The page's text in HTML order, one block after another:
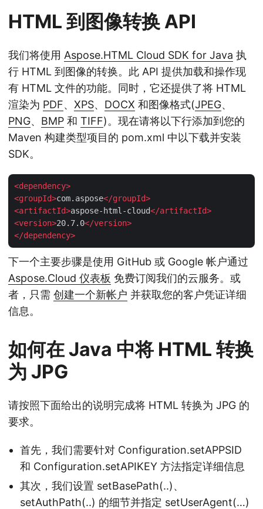
HTML 到图像转换 API
我们将使用 Aspose.HTML Cloud SDK for Java 执
行 HTML 到图像的转换。此 API 提供加载和操作现
有 HTML 文件的功能。同时，它还提供了将 HTML
渲染为 PDF、 XPS、 DOCX 和图像格式(JPEG、
PNG、 BMP 和 TIFF)。现在请将以下行添加到您的
Maven 构建类型项目的 pom.xml 中以下载并安装
SDK。
<dependency>
<groupId>com.aspose</groupId>
<artifactId>aspose-html-cloud</artifactId>
<version>20.7.0</version>
</dependency>
下一个主要步骤是使用 GitHub 或 Google 帐户通过
Aspose.Cloud 仪表板 免费订阅我们的云服务。或
者，只需 创建一个新帐户 并获取您的客户凭证详细
信息。
如何在 Java 中将 HTML 转换
为 JPG
请按照下面给出的说明完成将 HTML 转换为 JPG 的
要求。
首先，我们需要针对 Configuration.setAPPSID
和 Configuration.setAPIKEY 方法指定详细信息
其次，我们设置 setBasePath(..)、
setAuthPath(..) 的细节并指定 setUserAgent(…)